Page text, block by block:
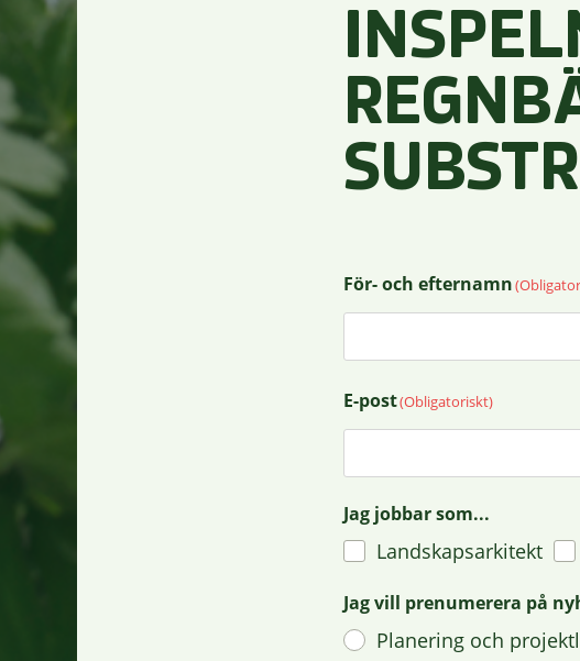
För- och efternamn
E-post(Obligatoriskt)
Jag jobbar som...
Landskapsarkitekt
Jag vill prenumerera på
Planering och